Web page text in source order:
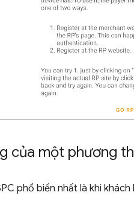
của một phương
phổ biến nhất là khi